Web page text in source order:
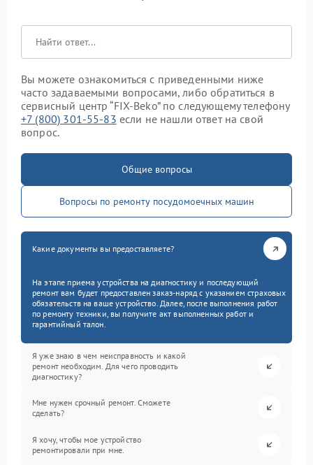
Вы можете ознакомиться с приведенными ниже
часто задаваемыми вопросами, либо обратиться в
сервисный центр “FIX-Beko” по следующему телефону
+7 (800) 301-55-83 если не нашли ответ на свой
вопрос.
Общие вопросы
Вопросы по ремонту посудомоечных машин
Какие документы вы предоставляете?
На этапе приема устройства на диагностику и последующий
ремонт вам будет предоставлен заказ-наряд с указанием страховых
обязательств на ваше устройство. Далее, после выполнения работ
по ремонту техники, вы получите акт выполненных работ и
гарантийный талон.
Я уже знаю в чем неисправность и какой
ремонт необходим. Для чего проводить
диагностику?
Мне нужен срочный ремонт. Сможете
сделать?
Я хочу, чтобы мое устройство
ремонтировали при мне.